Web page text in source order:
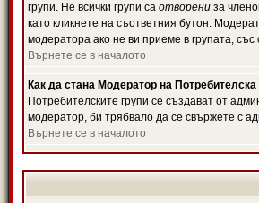
групи. Не всички групи са отворени за
като кликнете на съответния бутон.
модератора ако не ви приеме в групата, със
Върнете се в началото
Как да стана Модератор на Потребителска
Потребителските групи се създават от
модератор, би трябвало да се свържете с
Върнете се в началото